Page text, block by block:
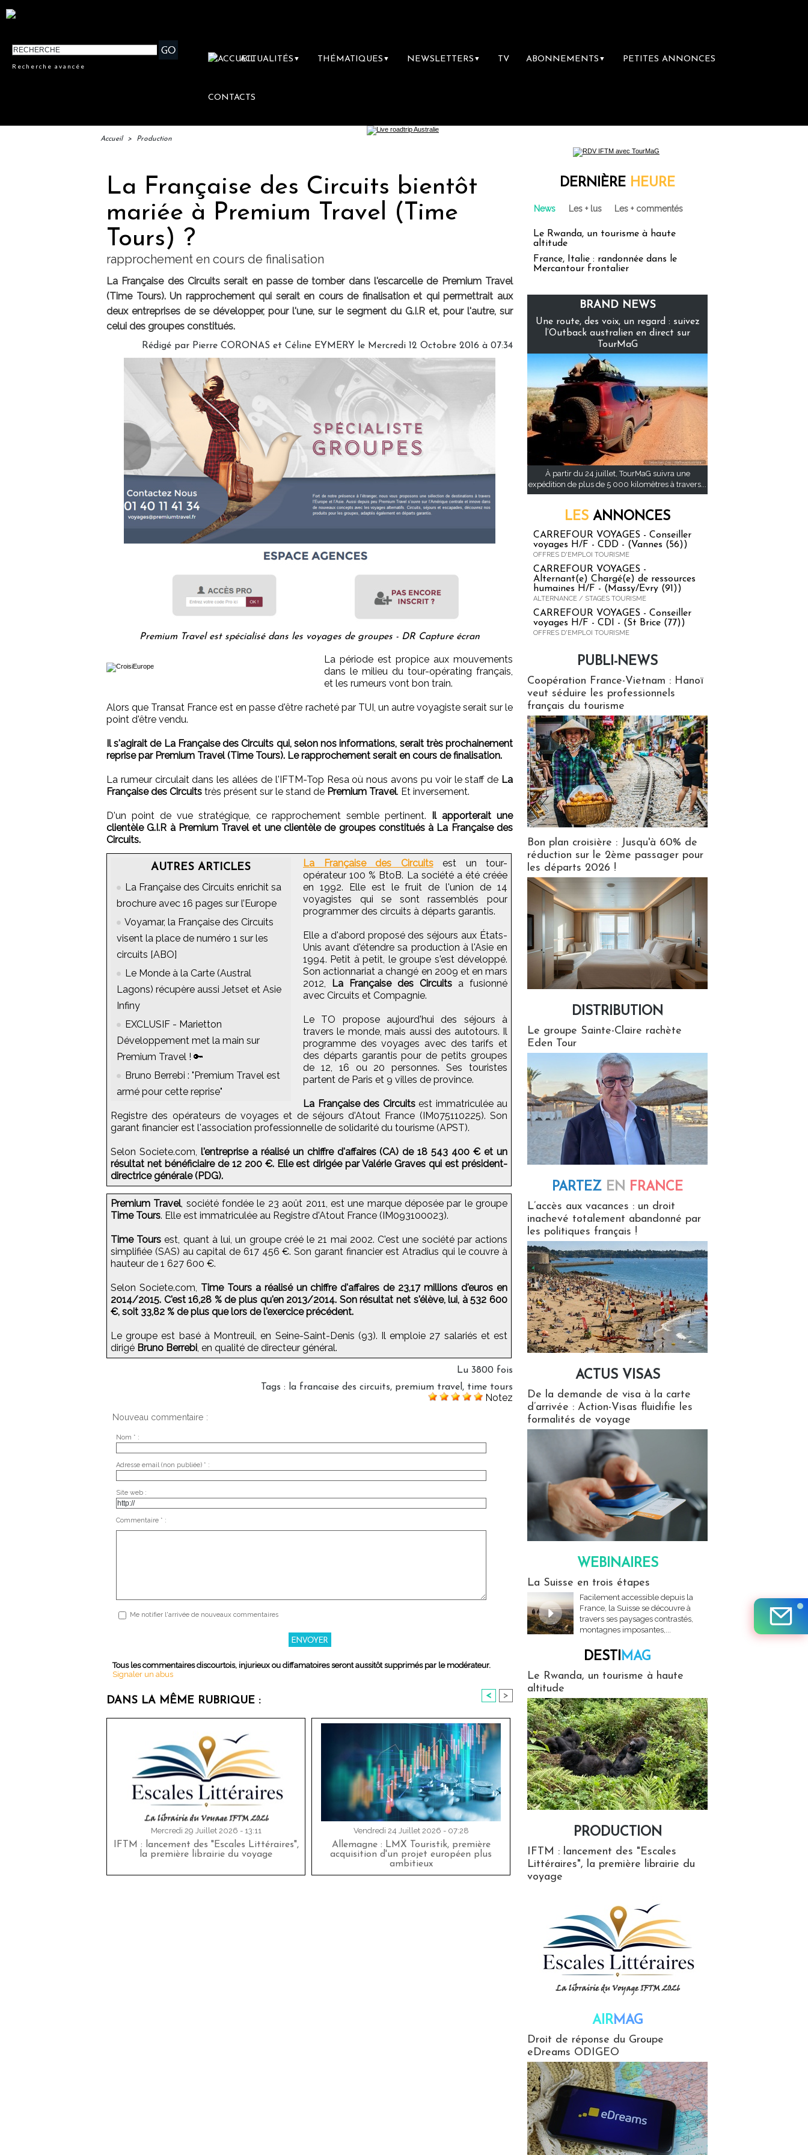
Recherche avancée
ACTUALITÉS ▼ THÉMATIQUES ▼ NEWSLETTERS ▼ TV ABONNEMENTS ▼ PETITES ANNONCES
CONTACTS
Accueil > Production
La Française des Circuits bientôt
mariée à Premium Travel (Time
Tours) ?
rapprochement en cours de finalisation
La Française des Circuits serait en passe de tomber dans l'escarcelle de Premium Travel
(Time Tours). Un rapprochement qui serait en cours de finalisation et qui permettrait aux
deux entreprises de se développer, pour l'une, sur le segment du G.I.R et, pour l'autre, sur
celui des groupes constitués.
Rédigé par Pierre CORONAS et Céline EYMERY le Mercredi 12 Octobre 2016 à 07:34
Premium Travel est spécialisé dans les voyages de groupes - DR Capture écran
La période est propice aux mouvements
dans le milieu du tour-opérating français,
et les rumeurs vont bon train.
Alors que Transat France est en passe d'être racheté par TUI, un autre voyagiste serait sur le
point d'être vendu.
Il s'agirait de La Française des Circuits qui, selon nos informations, serait très prochainement
reprise par Premium Travel (Time Tours). Le rapprochement serait en cours de finalisation.
La rumeur circulait dans les allées de l'IFTM-Top Resa où nous avons pu voir le staff de La
Française des Circuits très présent sur le stand de Premium Travel. Et inversement.
D'un point de vue stratégique, ce rapprochement semble pertinent. Il apporterait une
clientèle G.I.R à Premium Travel et une clientèle de groupes constitués à La Française des
Circuits.
AUTRES ARTICLES
La Française des Circuits enrichit sa
brochure avec 16 pages sur l’Europe
Voyamar, la Française des Circuits
visent la place de numéro 1 sur les
circuits [ABO]
Le Monde à la Carte (Austral
Lagons) récupère aussi Jetset et Asie
Infiny
EXCLUSIF - Marietton
Développement met la main sur
Premium Travel ! 🔑
Bruno Berrebi : "Premium Travel est
armé pour cette reprise"
La Française des Circuitsest un tour-
opérateur 100 % BtoB. La société a été créée
en 1992. Elle est le fruit de l'union de 14
voyagistes qui se sont rassemblés pour
programmer des circuits à départs garantis.
Elle a d'abord proposé des séjours aux États-
Unis avant d'étendre sa production à l'Asie en
1994. Petit à petit, le groupe s'est développé.
Son actionnariat a changé en 2009 et en mars
2012,
La Française des Circuits a fusionné
avec Circuits et Compagnie.
Le TO propose aujourd'hui des séjours à
travers le monde, mais aussi des autotours. Il
programme des voyages avec des tarifs et
des départs garantis pour de petits groupes
de 12, 16 ou 20 personnes. Ses touristes
partent de Paris et 9 villes de province.
La Française des Circuitsest immatriculée au
Registre des opérateurs de voyages et de séjours d'Atout France (IM075110225). Son
garant financier est l'association professionnelle de solidarité du tourisme (APST).
Selon Societe.com, l'entreprise a réalisé un chiffre d'affaires (CA) de 18 543 400 € et un
résultat net bénéficiaire de 12 200 €. Elle est dirigée par Valérie Graves qui est président-
directrice générale (PDG).
Premium Travel, société fondée le 23 août 2011, est une marque déposée par le groupe
Time Tours. Elle est immatriculée au Registre d'Atout France (IM093100023).
Time Tours est, quant à lui, un groupe créé le 21 mai 2002. C'est une société par actions
simplifiée (SAS) au capital de 617 456 €. Son garant financier est Atradius qui le couvre à
hauteur de 1 627 600 €.
Selon Societe.com, Time Tours a réalisé un chiffre d'affaires de 23,17 millions d'euros en
2014/2015. C'est 16,28 % de plus qu'en 2013/2014. Son résultat net s'élève, lui, à 532 600
€, soit 33,82 % de plus que lors de l'exercice précédent.
Le groupe est basé à Montreuil, en Seine-Saint-Denis (93). Il emploie 27 salariés et est
dirigé Bruno Berrebi, en qualité de directeur général.
Lu 3800 fois
Tags : la francaise des circuits, premium travel , time tours
Notez
Nouveau commentaire :
Nom * :
Adresse email (non publiée) * :
Site web :
Commentaire * :
Me notifier l'arrivée de nouveaux commentaires
Tous les commentaires discourtois, injurieux ou diffamatoires seront aussitôt supprimés par le modérateur.
Signaler un abus
DANS LA MÊME RUBRIQUE : < >
Mercredi 29 Juillet 2026 - 13:11
IFTM : lancement des "Escales Littéraires",
la première librairie du voyage
Vendredi 24 Juillet 2026 - 07:28
Allemagne : LMX Touristik, première
acquisition d'un projet européen plus
ambitieux
DERNIÈRE HEURE
News Les + lus Les + commentés
Le Rwanda, un tourisme à haute
altitude
France, Italie : randonnée dans le
Mercantour frontalier
BRAND NEWS
Une route, des voix, un regard : suivez
l’Outback australien en direct sur
TourMaG
À partir du 24 juillet, TourMaG suivra une
expédition de plus de 5 000 kilomètres à travers...
LES ANNONCES
CARREFOUR VOYAGES - Conseiller
voyages H/F - CDD - (Vannes (56))
OFFRES D'EMPLOI TOURISME
CARREFOUR VOYAGES -
Alternant(e) Chargé(e) de ressources
humaines H/F - (Massy/Evry (91))
ALTERNANCE / STAGES TOURISME
CARREFOUR VOYAGES - Conseiller
voyages H/F - CDI - (St Brice (77))
OFFRES D'EMPLOI TOURISME
PUBLI-NEWS
Coopération France-Vietnam : Hanoï
veut séduire les professionnels
français du tourisme
Bon plan croisière : Jusqu'à 60% de
réduction sur le 2ème passager pour
les départs 2026 !
DISTRIBUTION
Le groupe Sainte-Claire rachète
Eden Tour
PARTEZ EN FRANCE
L’accès aux vacances : un droit
inachevé totalement abandonné par
les politiques français !
ACTUS VISAS
De la demande de visa à la carte
d’arrivée : Action-Visas fluidifie les
formalités de voyage
WEBINAIRES
La Suisse en trois étapes
Facilement accessible depuis la
France, la Suisse se découvre à
travers ses paysages contrastés,
montagnes imposantes,...
DESTIMAG
Le Rwanda, un tourisme à haute
altitude
PRODUCTION
IFTM : lancement des "Escales
Littéraires", la première librairie du
voyage
AIRMAG
Droit de réponse du Groupe
eDreams ODIGEO